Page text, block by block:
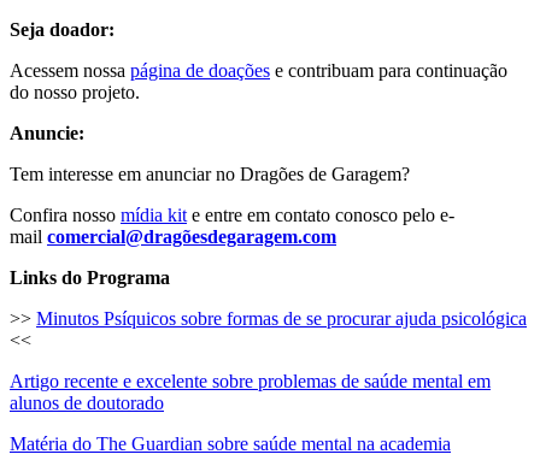
Seja doador:
Acessem nossa página de doações e contribuam para continuação
do nosso projeto.
Anuncie:
Tem interesse em anunciar no Dragões de Garagem?
Confira nosso mídia kit e entre em contato conosco pelo e-
mail comercial@dragõesdegaragem.com
Links do Programa
>> Minutos Psíquicos sobre formas de se procurar ajuda psicológica
<<
Artigo recente e excelente sobre problemas de saúde mental em
alunos de doutorado
Matéria do The Guardian sobre saúde mental na academia